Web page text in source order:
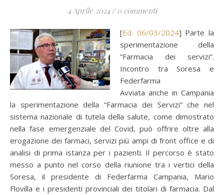
4 Aprile 2024 / 0 commenti
[ Ed. 06/03/2024] Parte la
sperimentazione della
“Farmacia dei servizi”.
Incontro tra Soresa e
Federfarma
Avviata anche in Campania
la sperimentazione della “Farmacia dei Servizi” che nel
sistema nazionale di tutela della salute, come dimostrato
nella fase emergenziale del Covid, può offrire oltre alla
erogazione dei farmaci, servizi più ampi di front office e di
analisi di prima istanza per i pazienti. Il percorso è stato
messo a punto nel corso della riunione tra i vertici della
Soresa, il presidente di Federfarma Campania, Mario
Flovilla e i presidenti provinciali dei titolari di farmacia. Dal